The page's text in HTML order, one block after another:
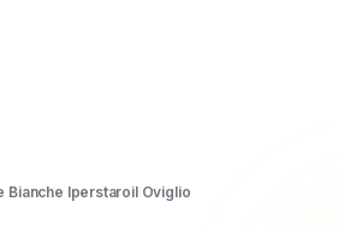
Bianche Iperstaroil Oviglio